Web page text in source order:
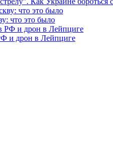
что это было
и дрон в Лейпциге